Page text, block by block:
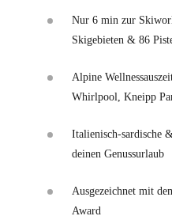
Nur 6 min zur
Skigebieten & 86
Alpine
Whirlpool, Kneipp
Italienisch-sardische
deinen Genussurlaub
Ausgezeichnet mit
Award